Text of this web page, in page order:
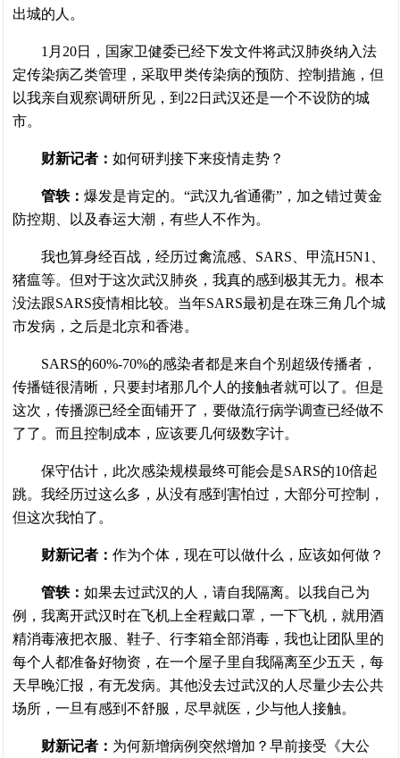
出城的人。
1月20日，国家卫健委已经下发文件将武汉肺炎纳入法
定传染病乙类管理，采取甲类传染病的预防、控制措施，但
以我亲自观察调研所见，到22日武汉还是一个不设防的城
市。
财新记者： 如何研判接下来疫情走势？
管轶： 爆发是肯定的。“武汉九省通衢”，加之错过黄金
防控期、以及春运大潮，有些人不作为。
我也算身经百战，经历过禽流感、SARS、甲流H5N1、
猪瘟等。但对于这次武汉肺炎，我真的感到极其无力。根本
没法跟SARS疫情相比较。当年SARS最初是在珠三角几个城
市发病，之后是北京和香港。
SARS的60%-70%的感染者都是来自个别超级传播者，
传播链很清晰，只要封堵那几个人的接触者就可以了。但是
这次，传播源已经全面铺开了，要做流行病学调查已经做不
了了。而且控制成本，应该要几何级数字计。
保守估计，此次感染规模最终可能会是SARS的10倍起
跳。我经历过这么多，从没有感到害怕过，大部分可控制，
但这次我怕了。
财新记者： 作为个体，现在可以做什么，应该如何做？
管轶： 如果去过武汉的人，请自我隔离。以我自己为
例，我离开武汉时在飞机上全程戴口罩，一下飞机，就用酒
精消毒液把衣服、鞋子、行李箱全部消毒，我也让团队里的
每个人都准备好物资，在一个屋子里自我隔离至少五天，每
天早晚汇报，有无发病。其他没去过武汉的人尽量少去公共
场所，一旦有感到不舒服，尽早就医，少与他人接触。
财新记者： 为何新增病例突然增加？早前接受《大公